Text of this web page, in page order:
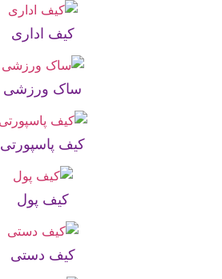
کیف اداری
ساک ورزشی
کیف پاسپورتی
کیف پول
کیف دستی